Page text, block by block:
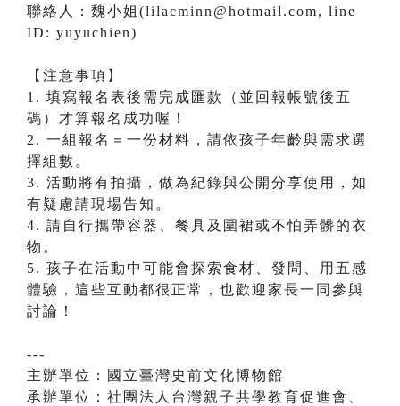
​聯絡人：魏小姐(lilacminn@hotmail.com, line
ID: yuyuchien)
【注意事項】
1. 填寫報名表後需完成匯款（並回報帳號後五
碼）才算報名成功喔！
2. 一組報名＝一份材料，請依孩子年齡與需求選
擇組數。
3. 活動將有拍攝，做為紀錄與公開分享使用，如
有疑慮請現場告知。
4. 請自行攜帶容器、餐具及圍裙或不怕弄髒的衣
物。
5. 孩子在活動中可能會探索食材、發問、用五感
體驗，這些互動都很正常，也歡迎家長一同參與
討論！
---
主辦單位：國立臺灣史前文化博物館
承辦單位：社團法人台灣親子共學教育促進會、